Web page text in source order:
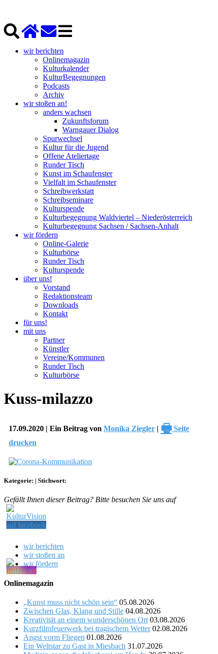
wir berichten
Onlinemagazin
Kulturkalender
KulturBegegnungen
Podcasts
Archiv
wir stoßen an!
anders wachsen
Zukunftsforum
Warngauer Dialog
Spurwechsel
Kultur für die Jugend
Offene Ateliertage
Runder Tisch
Kunst im Schaufenster
Vielfalt im Schaufenster
Schreibwerkstatt
Schreibseminare
Kulturspende
Kulturbegegnung Waldviertel – Niederösterreich
Kulturbegegnung Sachsen / Sachsen-Anhalt
wir fördern
Online-Galerie
Kulturbörse
Runder Tisch
Kulturspende
über uns!
Vorstand
Redaktionsteam
Downloads
Kontakt
für uns!
mit uns
Partner
Künstler
Vereine/Kommunen
Runder Tisch
Kulturbörse
Kuss-milazzo
17.09.2020 | Ein Beitrag von Monika Ziegler | 🖶 Seite
drucken
Kategorie: | Stichwort:
Gefällt Ihnen dieser Beitrag? Bitte besuchen Sie uns auf
wir berichten
wir stoßen an
wir fördern
Onlinemagazin
„Kunst muss nicht schön sein“ 05.08.2026
Zwischen Glas, Klang und Stille 04.08.2026
Kreativität an einem wunderschönen Ort 03.08.2026
Kurzfilmfeuerwerk bei tragischem Wetter 02.08.2026
Angst vorm Fliegen 01.08.2026
Ein Weltstar zu Gast in Miesbach 31.07.2026